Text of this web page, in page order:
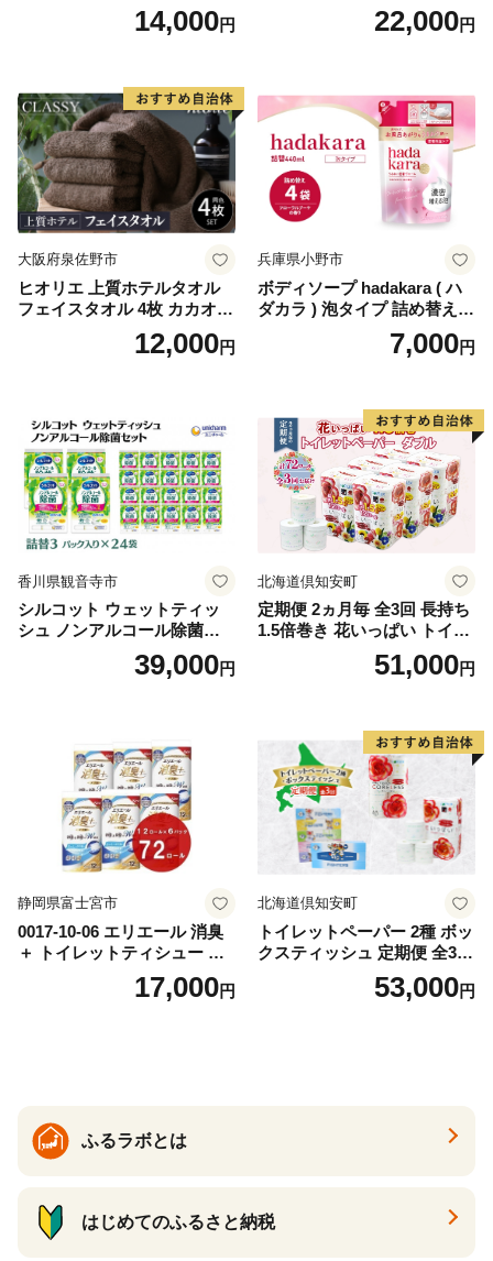
り×12セット)【1256759】
14,000円
パー（ダブル）64ロール(8ロ
ール×8パック) 開成町 トイレ
蓄 防災 エコ 消耗品 生活雑貨
生活用品 無香料 トイレット
ペーパー ダブル といれっと
ぺーぱー トイレ クレシア ト
イレットペーパー [BDBH002
-1]
22,000円
大阪府泉佐野市
ヒオリエ 上質ホテルタオル
フェイスタオル 4枚 カカオ
【タオル 泉州タオル 吸水 普
段使い 無地 シンプル 日用品
12,000円
兵庫県小野市
ボディソープ hadakara ( ハ
ダカラ ) 泡タイプ 詰め替え 4
40ml×4袋 ボディーソープ 泡
ボディソープ 泡 日用品 消耗
泡石鹸 石鹸 兵庫 兵庫県 小野
7,000円
香川県観音寺市
シルコット ウェットティッ
シュ ノンアルコール除菌詰
替（43枚×3P）×24袋 日用品
おもちゃ 拭き取り 手拭き 外
39,000円
北海道倶知安町
定期便 2ヵ月毎 全3回 長持ち
1.5倍巻き 花いっぱい トイレ
ットペーパー ダブル 45ｍ 計
72ロール 全18種 花柄 プリン
ー 消耗品 備蓄 送料無料 北海
道 倶知安町 日用品
51,000円
静岡県富士宮市
0017-10-06 エリエール 消臭
＋ トイレットティシュー し
っかり香るフレッシュクリア
の香り ダブル 12ロール×6パ
17,000円
北海道倶知安町
トイレットペーパー 2種 ボッ
クスティッシュ 定期便 全3
回 日本製 まとめ買い 防災
常備品 日用雑貨 消耗品 生活
53,000円
ふるラボとは
はじめてのふるさと納税